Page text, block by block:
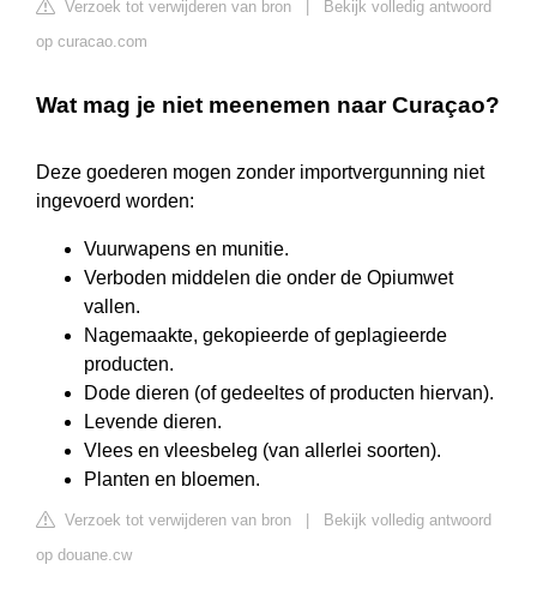
Verzoek tot verwijderen van bron
Bekijk volledig antwoord
op curacao.com
Wat mag je niet meenemen naar Curaçao?
Deze goederen mogen zonder importvergunning niet
ingevoerd worden:
Vuurwapens en munitie.
Verboden middelen die onder de Opiumwet
vallen.
Nagemaakte, gekopieerde of geplagieerde
producten.
Dode dieren (of gedeeltes of producten hiervan).
Levende dieren.
Vlees en vleesbeleg (van allerlei soorten).
Planten en bloemen.
Verzoek tot verwijderen van bron
Bekijk volledig antwoord
op douane.cw